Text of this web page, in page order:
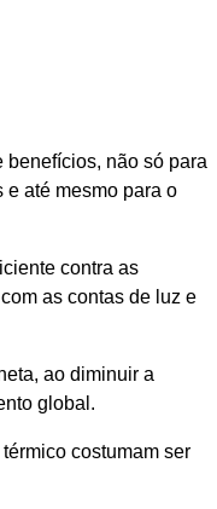
benefícios, não só para
e até mesmo para o
contra as
as contas de luz e
ao diminuir a
global.
costumam ser